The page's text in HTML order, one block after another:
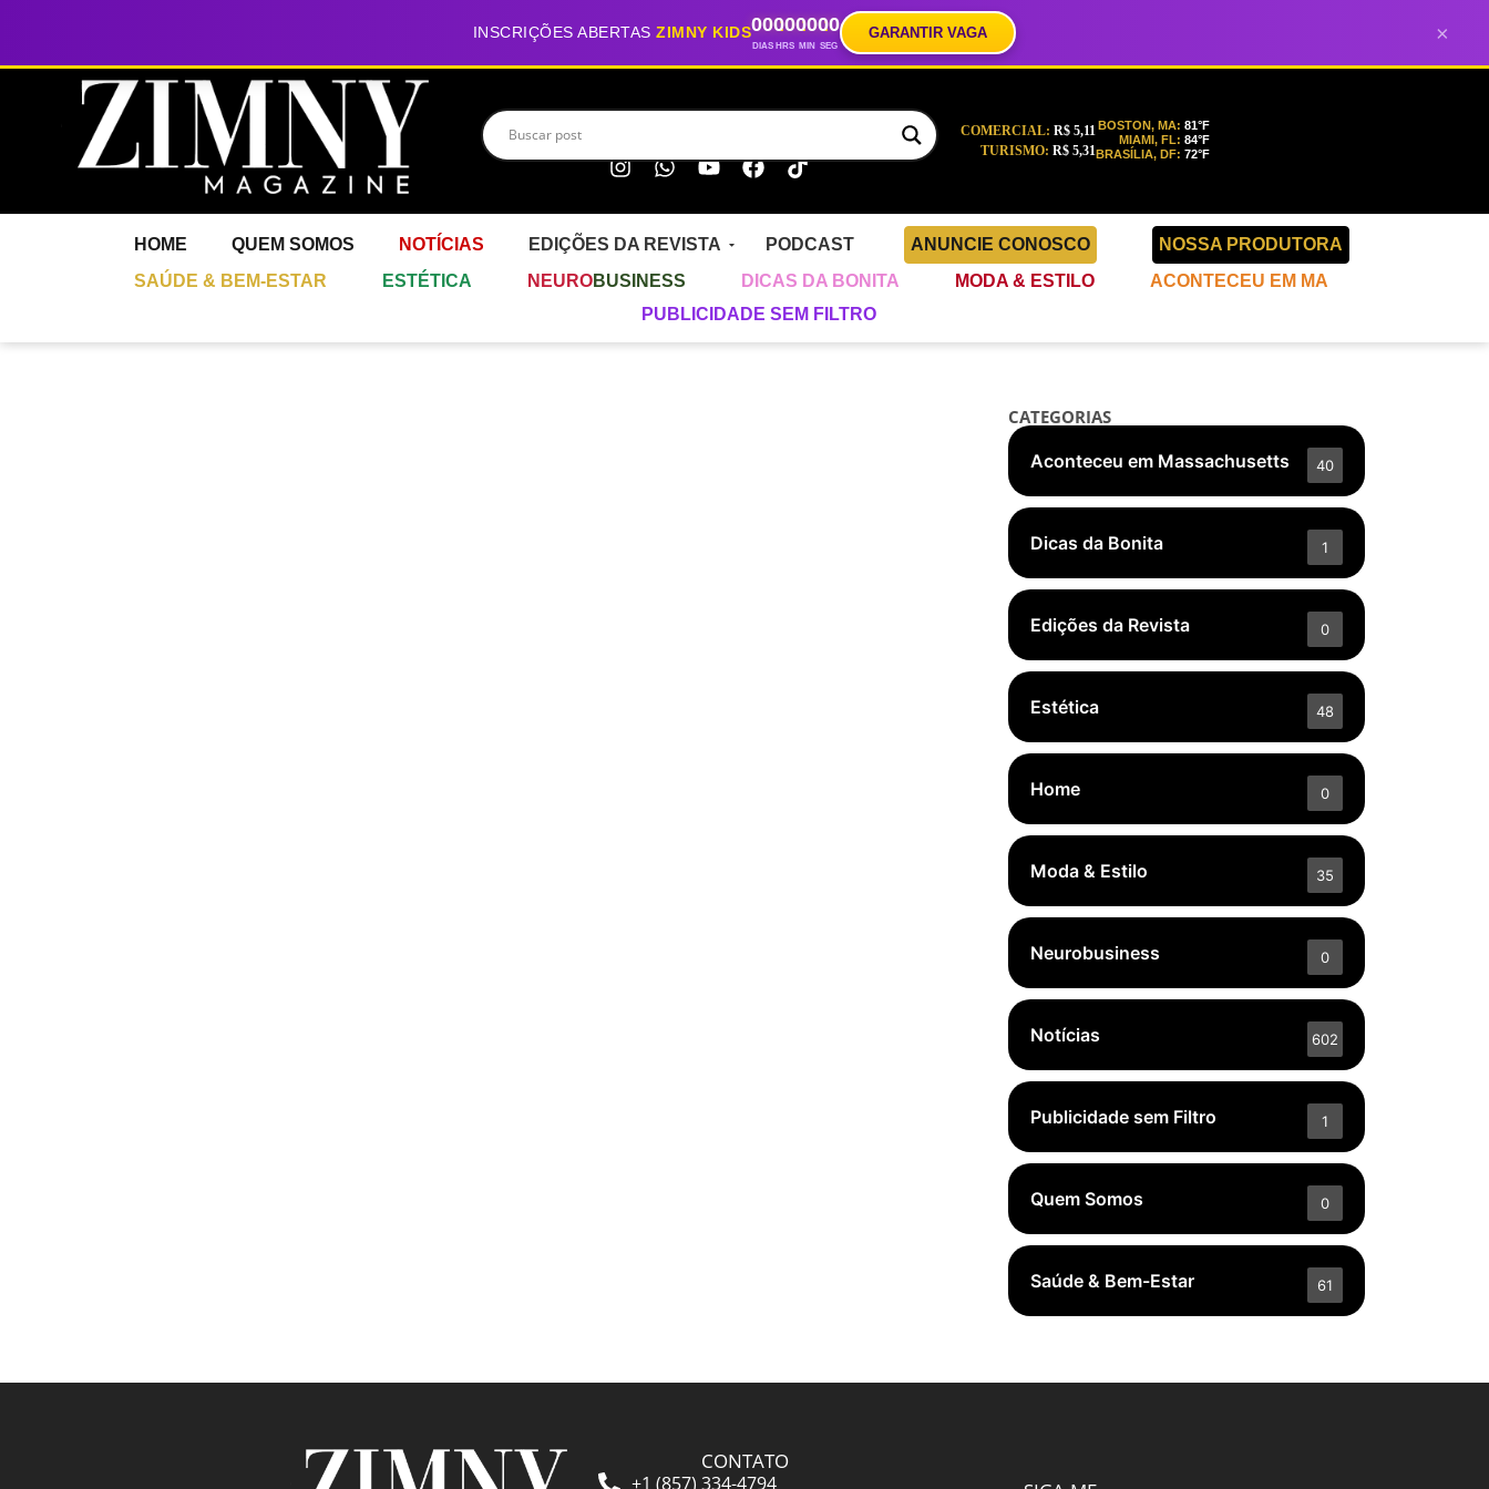
INSCRIÇÕES ABERTASZIMNY KIDS00
DIAS
00
HRS
00
MIN
00
SEG
GARANTIR VAGA ×
COMERCIAL: R$ 5,11
TURISMO: R$ 5,31
BOSTON, MA: 81°F
MIAMI, FL: 84°F
BRASÍLIA, DF: 72°F
HOME QUEM SOMOS NOTÍCIAS EDIÇÕES DA REVISTA PODCAST ANUNCIE CONOSCO
NOSSA PRODUTORA
SAÚDE & BEM-ESTAR
ESTÉTICA NEUROBUSINESS DICAS DA BONITA MODA & ESTILO
ACONTECEU EM MA
PUBLICIDADE SEM FILTRO
CATEGORIAS
Aconteceu em Massachusetts
40
Dicas da Bonita 1
Edições da Revista 0
Estética 48
Home 0
Moda & Estilo 35
Neurobusiness 0
Notícias 602
Publicidade sem Filtro 1
Quem Somos 0
Saúde & Bem-Estar 61
CONTATO
+1 (857) 334-4794